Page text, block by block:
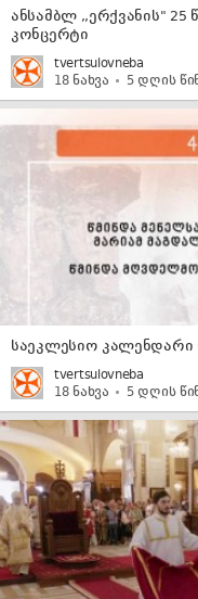
ანსამბლ ,,ერქვანის"
კონცერტი
tvertsulovneba
18 ნახვა
5 დღის
საეკლესიო კალენდარი
tvertsulovneba
18 ნახვა
5 დღის